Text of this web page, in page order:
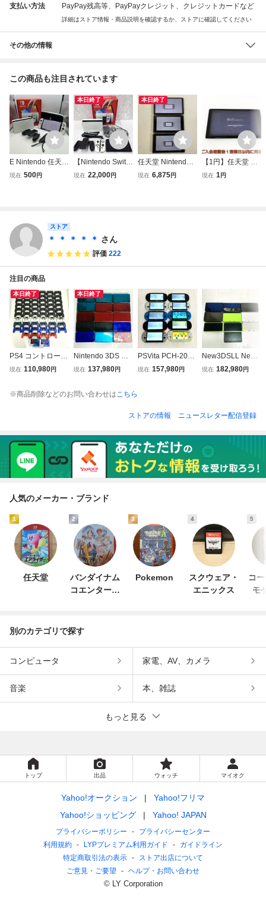
支払い方法 PayPay残高等、PayPayクレジット、クレジットカードなど
詳細はストア情報・商品説明を確認するか、ストアに確認してください
その他の情報
この商品も注目されています
E Nintendo 任天堂
ニンテンドースイ
箱付き かわせみ
現在 500円
本日終了
【Nintendo Switc
h】有機ELモデル
現在 22,000円
本日終了
任天堂 Nintendo S
witch ニンテンド
現在 6,875円
【1円】任天堂 有
機ELモデル Ninte
現在 1円
ストア
＊ ＊ ＊ ＊ ＊ さん
評価 222
注目の商品
本日終了
PS4 コントローラ
ー DUALSHOCK4
動作未確認 ジャン
現在 110,980円
本日終了
Nintendo 3DS 本
体 15台 まとめ 動
堂 console CTR-0
現在 137,980円
PSVita PCH-2000
本体 10台 まとめ
現在 157,980円
New3DSLL New3
DS 本体 計10台 ま
現在 182,980円
※商品削除などのお問い合わせはこちら
ストアの情報 ニュースレター配信登録
人気のメーカー・ブランド
1
任天堂
2
バンダイナム
コエンターテ
3
Pokemon
4
スクウェア・
エニックス
5
コ
モ
別のカテゴリで探す
コンピュータ 家電、AV、カメラ
音楽 本、雑誌
もっと見る
トップ 出品 ウォッチ マイオク
Yahoo!オークション
Yahoo!フリマ
Yahoo!ショッピング
Yahoo! JAPAN
プライバシーポリシー
プライバシーセンター
利用規約
LYPプレミアム利用ガイド
ガイドライン
特定商取引法の表示
ストア出店について
ご意見・ご要望
ヘルプ・お問い合わせ
© LY Corporation